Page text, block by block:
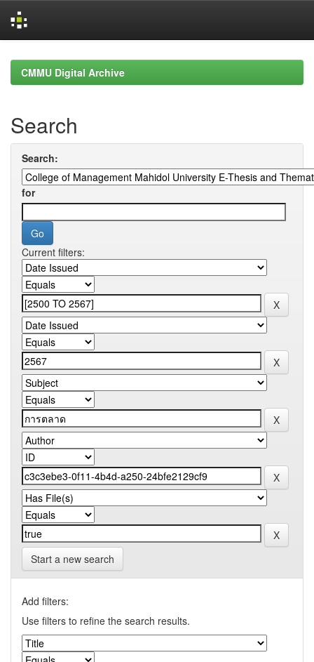
navigationCMMU Digital Archive
Search
Search:
for
Current filters:
Start a new search
Add filters:
Use filters to refine the search results.